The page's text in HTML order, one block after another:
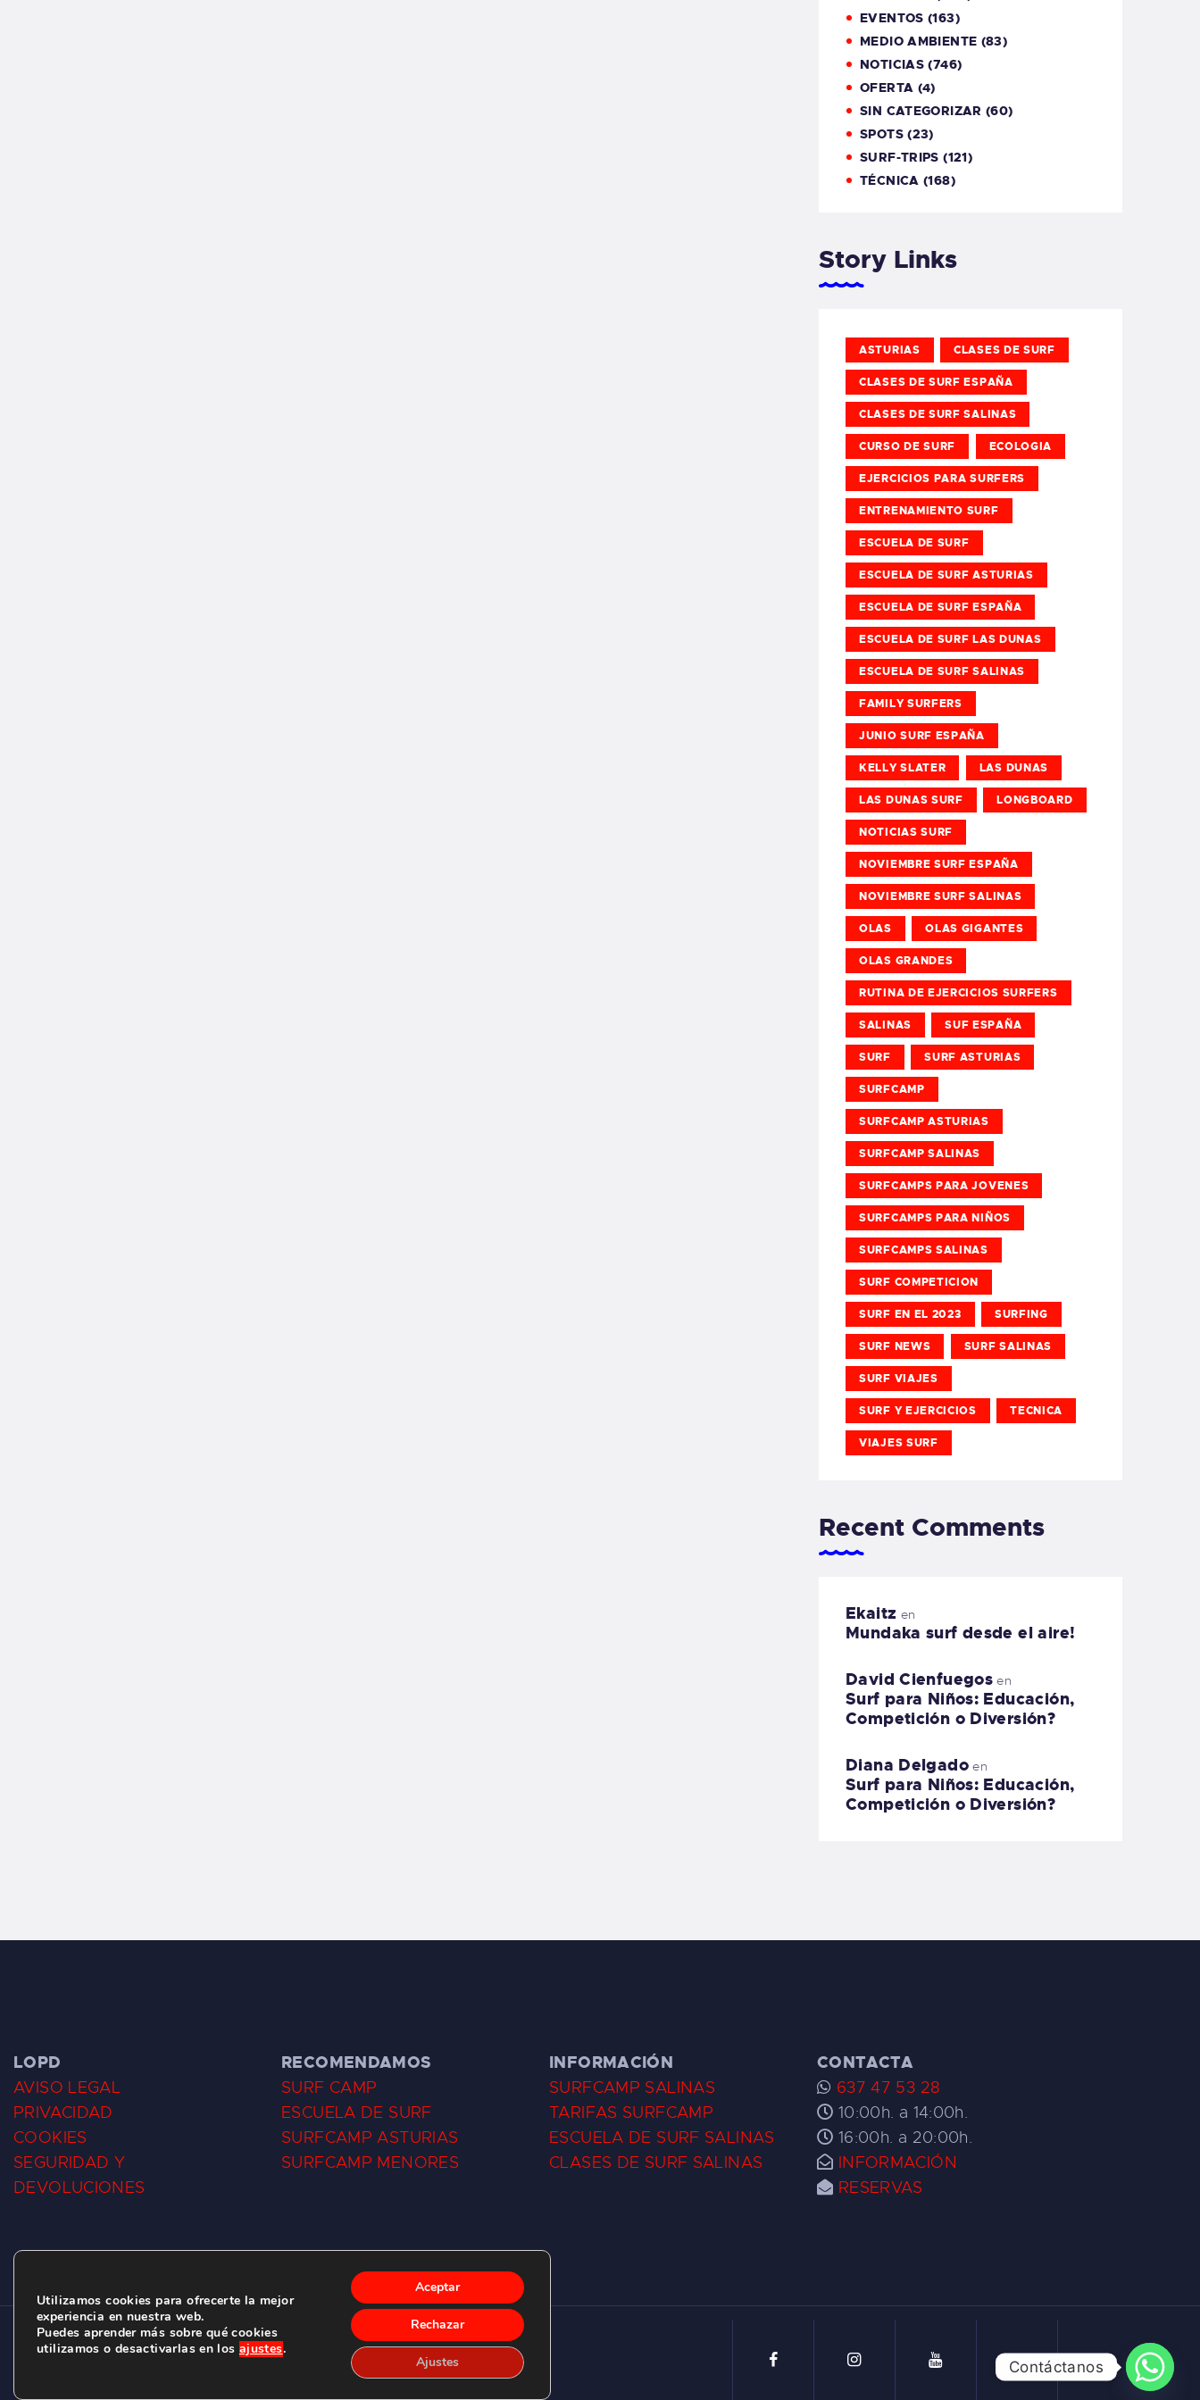
EVENTOS (163)
MEDIO AMBIENTE (83)
NOTICIAS (746)
OFERTA (4)
SIN CATEGORIZAR (60)
SPOTS(23)
SURF-TRIPS (121)
TÉCNICA (168)
Story Links
ASTURIAS CLASES DE SURF
CLASES DE SURF ESPAÑA
CLASES DE SURF SALINAS
CURSO DE SURF ECOLOGIA
EJERCICIOS PARA SURFERS
ENTRENAMIENTO SURF
ESCUELA DE SURF
ESCUELA DE SURF ASTURIAS
ESCUELA DE SURF ESPAÑA
ESCUELA DE SURF LAS DUNAS
ESCUELA DE SURF SALINAS
FAMILY SURFERS
JUNIO SURF ESPAÑA
KELLY SLATER LAS DUNAS
LAS DUNAS SURF LONGBOARD
NOTICIAS SURF
NOVIEMBRE SURF ESPAÑA
NOVIEMBRE SURF SALINAS
OLAS OLAS GIGANTES
OLAS GRANDES
RUTINA DE EJERCICIOS SURFERS
SALINAS SUF ESPAÑA
SURF SURF ASTURIAS
SURFCAMP
SURFCAMP ASTURIAS
SURFCAMP SALINAS
SURFCAMPS PARA JOVENES
SURFCAMPS PARA NIÑOS
SURFCAMPS SALINAS
SURF COMPETICION
SURF EN EL 2023 SURFING
SURF NEWS SURF SALINAS
SURF VIAJES
SURF Y EJERCICIOS TECNICA
VIAJES SURF
Recent Comments
Ekaitz en
Mundaka surf desde el aire!
David Cienfuegos en
Surf para Niños: Educación,
Competición o Diversión?
Diana Delgadoen
Surf para Niños: Educación,
Competición o Diversión?
LOPD
AVISO LEGAL
PRIVACIDAD
COOKIES
SEGURIDAD Y
DEVOLUCIONES
RECOMENDAMOS
SURF CAMP
ESCUELA DE SURF
SURFCAMP ASTURIAS
SURFCAMP MENORES
INFORMACIÓN
SURFCAMP SALINAS
TARIFAS SURFCAMP
ESCUELA DE SURF SALINAS
CLASES DE SURF SALINAS
CONTACTA
637 47 53 28
10:00h. a 14:00h.
16:00h. a 20:00h.
INFORMACIÓN
RESERVAS
CLUB DE SURF LAS DUNAS ©2026.
C/ BERNARDO ÁLVAREZ GALAN 1, SALINAS (ASTURIAS)
Utilizamos cookies para ofrecerte la mejor
experiencia en nuestra web.
Puedes aprender más sobre qué cookies
utilizamos o desactivarlas en los ajustes.
Aceptar
Rechazar
Ajustes Contáctanos